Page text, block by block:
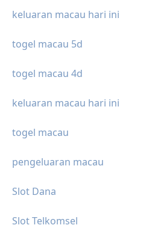
keluaran macau hari ini
togel macau 5d
togel macau 4d
keluaran macau hari ini
togel macau
pengeluaran macau
Slot Dana
Slot Telkomsel